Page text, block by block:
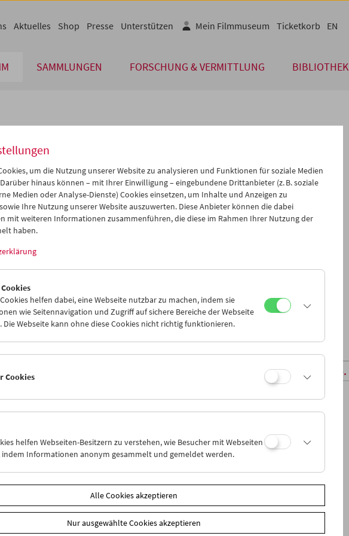
SAMMLUNGEN FORSCHUNG & VERMITTLUNG BIBLIOTHEK
Aktuelles Shop Presse Unterstützen Mein Filmmuseum Ticketkorb EN
Apr 2027 >>
Mi Do Fr Sa So
31 01 02 03
04
07 08 09 10
11
14 15
21 22
05
iCalender
Programmheft-PDF
English language or subtitles
Mi 21.4. Sa 24.4.
um die Nutzung unserer Website zu analysieren und Funktionen für soziale Medien
hinaus können – mit Ihrer Einwilligung – eingebundene Drittanbieter (z. B. soziale
Medien oder Analyse-Dienste) Cookies einsetzen, um Inhalte und Anzeigen zu
Ihre Nutzung unserer Website auszuwerten. Diese Anbieter können die dabei
mit weiteren Informationen zusammenführen, die diese im Rahmen Ihrer Nutzung der
haben.
helfen dabei, eine Webseite nutzbar zu machen, indem sie
wie Seitennavigation und Zugriff auf sichere Bereiche der Webseite
Die Webseite kann ohne diese Cookies nicht richtig funktionieren.
Cookies
helfen Webseiten-Besitzern zu verstehen, wie Besucher mit Webseiten
indem Informationen anonym gesammelt und gemeldet werden.
Alle Cookies akzeptieren
Nur ausgewählte Cookies akzeptieren